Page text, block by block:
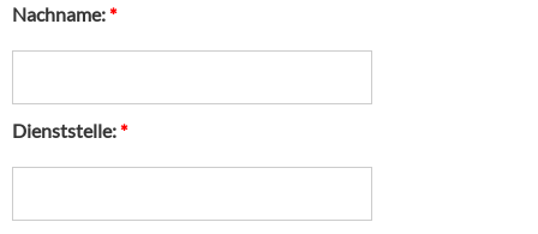
Nachname:*
Dienststelle:*